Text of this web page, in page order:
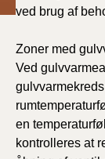
ved brug af
Zoner med
Ved
en
kontrolleres at